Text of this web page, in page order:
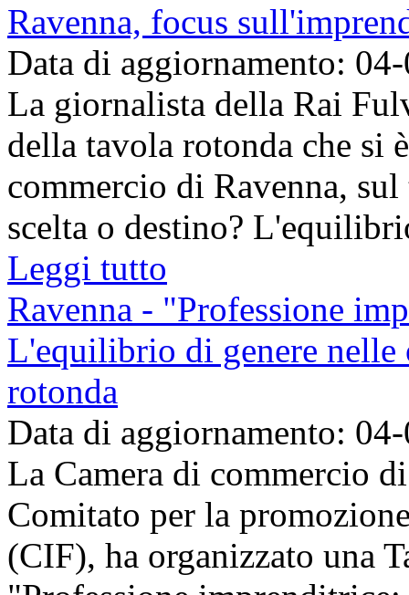
Ravenna, focus
Data di aggiornamento:
La giornalista della Rai
della tavola rotonda che si
commercio di Ravenna,
scelta o destino?
Leggi tutto
Ravenna - "Professione
L'equilibrio di genere
rotonda
Data di aggiornamento:
La Camera di commercio
Comitato per la
(CIF), ha organizzato una